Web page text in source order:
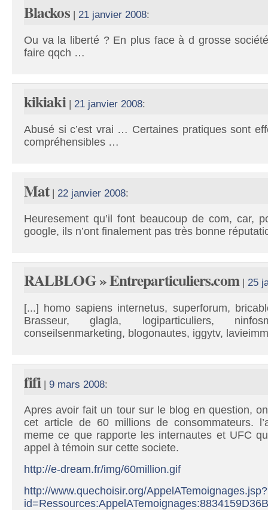
Blackos| 21 janvier 2008:
Ou va la liberté ? En plus face à d grosse
faire qqch …
kikiaki| 21 janvier 2008:
Abusé si c’est vrai … Certaines pratiques sont
compréhensibles …
Mat| 22 janvier 2008:
Heuresement qu’il font beaucoup de com, car,
google, ils n’ont finalement pas très bonne
RALBLOG » Entreparticuliers.com| 25
[...] homo sapiens internetus, superforum,
Brasseur, glagla, logiparticuliers,
conseilsenmarketing, blogonautes, iggytv,
fifi |9 mars 2008:
Apres avoir fait un tour sur le blog en question,
cet article de 60 millions de consommateurs.
meme ce que rapporte les internautes et UFC
appel à témoin sur cette societe.
http://e-dream.fr/img/60million.gif
http://www.quechoisir.org/AppelATemoignages.jsp?